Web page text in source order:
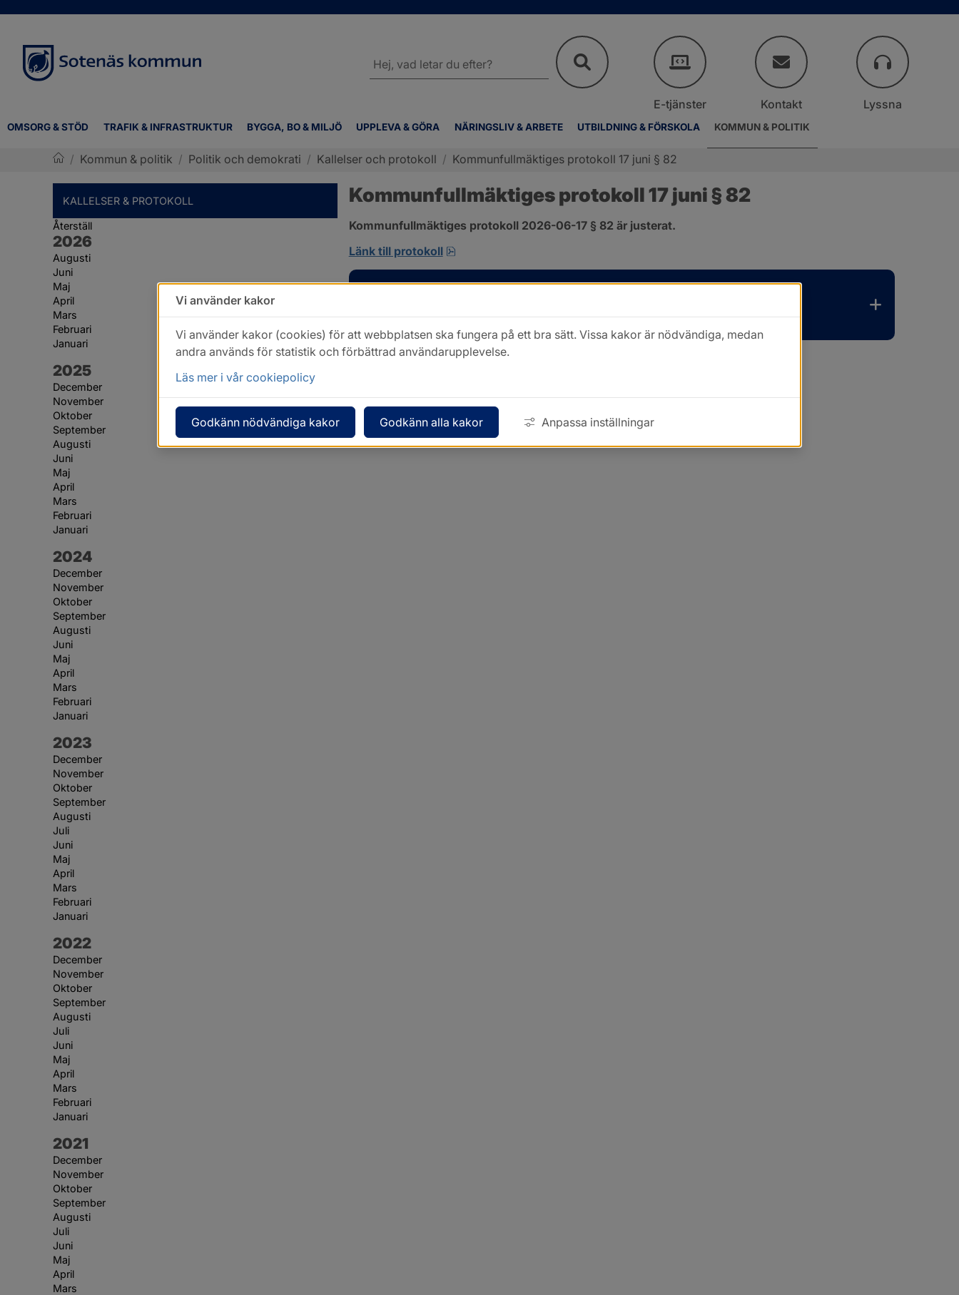
OMSORG & STÖD TRAFIK & INFRASTRUKTUR BYGGA, BO & MILJÖ UPPLEVA & GÖRA NÄRINGSLIV & ARBETE UTBILDNING & FÖRSKOLA KOMMUN & POLITIK
webbplatsen
E-tjänster Kontakt Lyssna
/ Kommun & politik / Politik och demokrati / Kallelser och protokoll / Kommunfullmäktiges protokoll 17 juni § 82
KALLELSER & PROTOKOLL
Återställ
År:
2026
Augusti
Juni
Maj
April
Mars
Februari
Januari
År:
2025
December
November
Oktober
September
Augusti
Juni
Maj
April
Mars
Februari
Januari
År:
2024
December
November
Oktober
September
Augusti
Juni
Maj
April
Mars
Februari
Januari
År:
2023
December
November
Oktober
September
Augusti
Juli
Juni
Maj
April
Mars
Februari
Januari
År:
2022
December
November
Oktober
September
Augusti
Juli
Juni
Maj
April
Mars
Februari
Januari
År:
2021
December
November
Oktober
September
Augusti
Juli
Juni
Maj
April
Mars
Kommunfullmäktiges protokoll 17 juni § 82
Kommunfullmäktiges protokoll 2026-06-17 § 82 är justerat.
Länk till protokoll
pdf, 585 kB, öppnas i nytt fönster.
Vi använder kakor
Vi använder kakor (cookies) för att webbplatsen ska fungera på ett bra sätt. Vissa kakor är nödvändiga, medan
andra används för statistik och förbättrad användarupplevelse.
Läs mer i vår cookiepolicy
Godkänn nödvändiga kakor Godkänn alla kakor Anpassa inställningar